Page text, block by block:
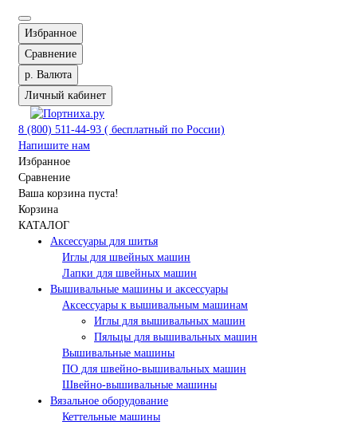
Избранное
Сравнение
р. Валюта
Личный кабинет
8 (800) 511-44-93 ( бесплатный по России)
Напишите нам
Избранное
Сравнение
Ваша корзина пуста!
Корзина
КАТАЛОГ
Аксессуары для шитья
Иглы для швейных машин
Лапки для швейных машин
Вышивальные машины и аксессуары
Аксессуары к вышивальным машинам
Иглы для вышивальных машин
Пяльцы для вышивальных машин
Вышивальные машины
ПО для швейно-вышивальных машин
Швейно-вышивальные машины
Вязальное оборудование
Кеттельные машины